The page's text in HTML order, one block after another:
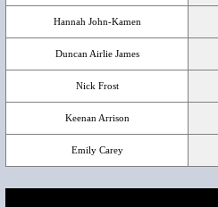
Hannah John-Kamen
Duncan Airlie James
Nick Frost
Keenan Arrison
Emily Carey